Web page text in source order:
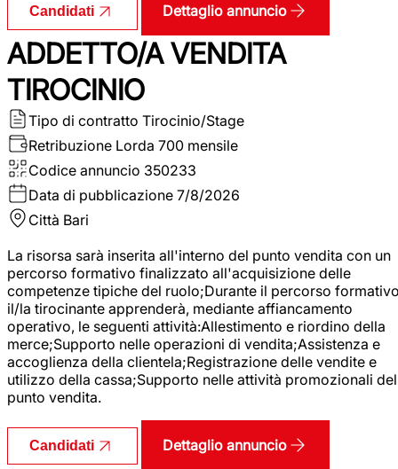
Candidati Dettaglio annuncio
ADDETTO/A VENDITA
TIROCINIO
Tipo di contratto Tirocinio/Stage
Retribuzione Lorda 700 mensile
Codice annuncio 350233
Data di pubblicazione 7/8/2026
Città Bari
La risorsa sarà inserita all'interno del punto vendita con un
percorso formativo finalizzato all'acquisizione delle
competenze tipiche del ruolo;Durante il percorso
il/la tirocinante apprenderà, mediante affiancamento
operativo, le seguenti attività:Allestimento e riordino della
merce;Supporto nelle operazioni di vendita;Assistenza e
accoglienza della clientela;Registrazione delle vendite e
utilizzo della cassa;Supporto nelle attività promozionali del
punto vendita.
Candidati Dettaglio annuncio